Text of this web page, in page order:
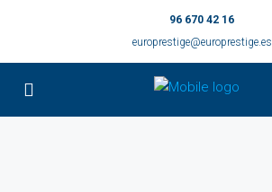
96 670 42 16
europrestige@europrestige.es